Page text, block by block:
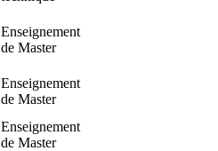
Enseignement
de Master
Enseignement
de Master
Enseignement
de Master